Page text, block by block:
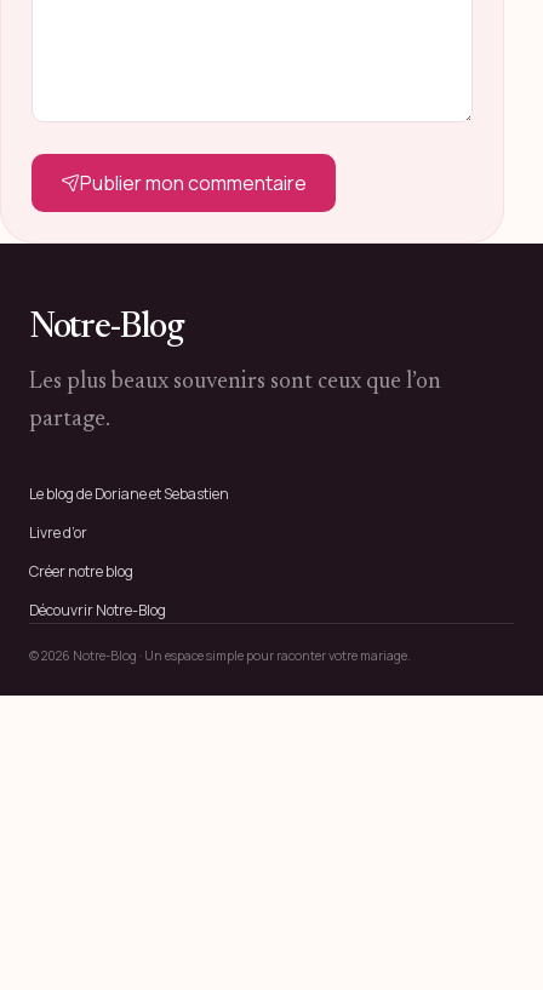
Publier mon commentaire
Notre-Blog
Les plus beaux souvenirs sont ceux que l’on
partage.
Le blog de Doriane et Sebastien
Livre d’or
Créer notre blog
Découvrir Notre-Blog
© 2026 Notre-Blog · Un espace simple pour raconter votre mariage.